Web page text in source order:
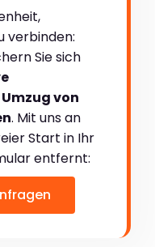
verbinden:
Sie sich
von
. Mit uns an
Start in Ihr
entfernt: